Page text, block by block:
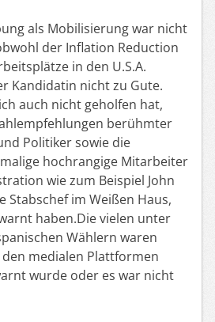
als Mobilisierung war nicht
der Inflation Reduction
in den U.S.A.
Kandidatin nicht zu Gute.
auch nicht geholfen hat,
berühmter
Politiker sowie die
hochrangige Mitarbeiter
wie zum Beispiel John
Stabschef im Weißen Haus,
haben.Die vielen unter
Wählern waren
medialen Plattformen
wurde oder es war nicht